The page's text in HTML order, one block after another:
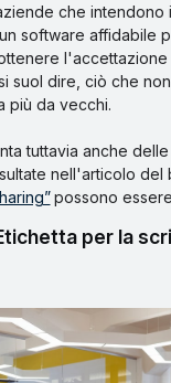
che intendono
software affidabile
suol dire, ciò che
più da vecchi.
tuttavia anche
nell'articolo del
possono